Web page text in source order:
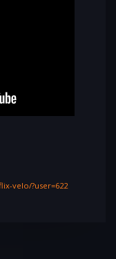
velo/?user=622